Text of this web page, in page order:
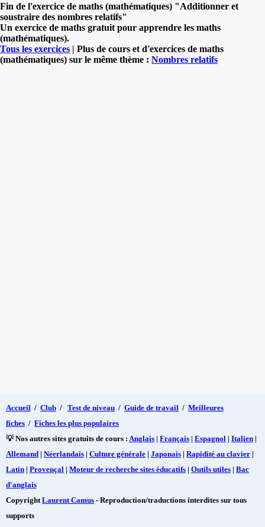
Fin de l'exercice de maths (mathématiques) "Additionner et
soustraire des nombres relatifs"
Un exercice de maths gratuit pour apprendre les maths
(mathématiques).
Tous les exercices | Plus de cours et d'exercices de maths
(mathématiques) sur le même thème : Nombres relatifs
Accueil / Club / Test de niveau / Guide de travail / Meilleures
fiches / Fiches les plus populaires
💡 Nos autres sites gratuits de cours : Anglais | Français | Espagnol | Italien |
Allemand | Néerlandais | Culture générale | Japonais | Rapidité au clavier |
Latin | Provençal | Moteur de recherche sites éducatifs | Outils utiles | Bac
d'anglais
Copyright Laurent Camus - Reproduction/traductions interdites sur tous
supports